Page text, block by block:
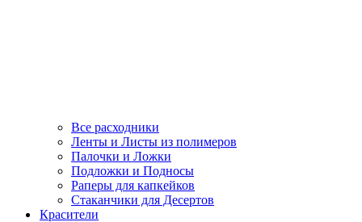
Все расходники
Ленты и Листы из полимеров
Палочки и Ложки
Подложки и Подносы
Раперы для капкейков
Стаканчики для Десертов
Красители